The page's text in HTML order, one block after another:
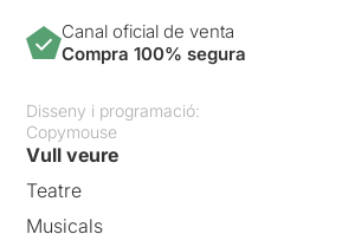
Canal oficial de venta
Compra 100% segura
Disseny i programació:
Copymouse
Vull veure
Teatre
Musicals